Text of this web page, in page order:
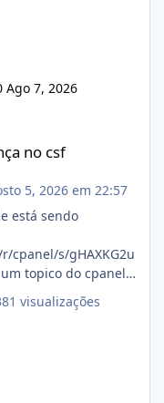
Ago 7, 2026
no csf
5, 2026 em 22:57
está sendo
cpanel/s/gHAXKG2u
topico do cpanel...
visualizações